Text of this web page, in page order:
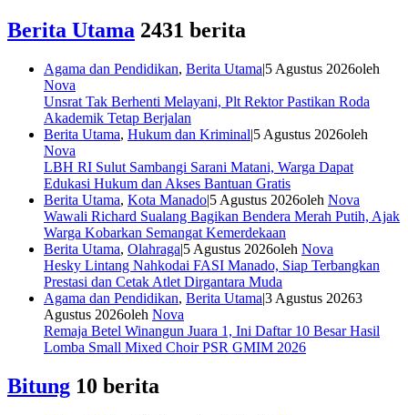
Berita Utama 2431 berita
Agama dan Pendidikan, Berita Utama|5 Agustus 2026oleh
Nova
Unsrat Tak Berhenti Melayani, Plt Rektor Pastikan Roda
Akademik Tetap Berjalan
Berita Utama, Hukum dan Kriminal|5 Agustus 2026oleh
Nova
LBH RI Sulut Sambangi Sarani Matani, Warga Dapat
Edukasi Hukum dan Akses Bantuan Gratis
Berita Utama, Kota Manado|5 Agustus 2026oleh Nova
Wawali Richard Sualang Bagikan Bendera Merah Putih, Ajak
Warga Kobarkan Semangat Kemerdekaan
Berita Utama, Olahraga|5 Agustus 2026oleh Nova
Hesky Lintang Nahkodai FASI Manado, Siap Terbangkan
Prestasi dan Cetak Atlet Dirgantara Muda
Agama dan Pendidikan, Berita Utama|3 Agustus 20263
Agustus 2026oleh Nova
Remaja Betel Winangun Juara 1, Ini Daftar 10 Besar Hasil
Lomba Small Mixed Choir PSR GMIM 2026
Bitung 10 berita